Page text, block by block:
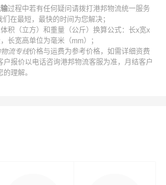
过程中若有任何疑问请拨打港邦物流统一服务
们在最短，最快的时间为您解决；
积（立方）和重量（公斤）换算公式：长x宽x
长宽高单位为毫米（mm）；
流专线价格与运费为参考价格，如需详细资费
户报价以电话咨询港邦物流客服为准，月结客户
理解。